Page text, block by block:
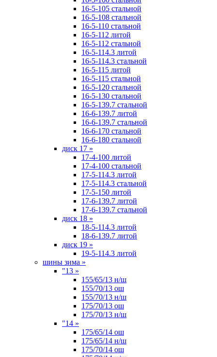
16-5-105 стальной
16-5-108 стальной
16-5-110 стальной
16-5-112 литой
16-5-112 стальной
16-5-114.3 литой
16-5-114.3 стальной
16-5-115 литой
16-5-115 стальной
16-5-120 стальной
16-5-130 стальной
16-5-139.7 стальной
16-6-139.7 литой
16-6-139.7 стальной
16-6-170 стальной
16-6-180 стальной
диск 17 »
17-4-100 литой
17-4-100 стальной
17-5-114.3 литой
17-5-114.3 стальной
17-5-150 литой
17-6-139.7 литой
17-6-139.7 стальной
диск 18 »
18-5-114.3 литой
18-6-139.7 литой
диск 19 »
19-5-114.3 литой
шины зима »
"13 »
155/65/13 н/ш
155/70/13 ош
155/70/13 н/ш
175/70/13 ош
175/70/13 н/ш
"14 »
175/65/14 ош
175/65/14 н/ш
175/70/14 ош